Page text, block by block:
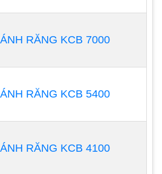
sử dụng khí nén và van
phần trung tâm máy để phân
của màng bơm. Trục hoành
áp khoang không khí và
nhau. Trong đó:
bơm màng với ống dẫn
là đơn và đôi:
RĂNG KCB 7000
RĂNG KCB 5400
RĂNG KCB 4100